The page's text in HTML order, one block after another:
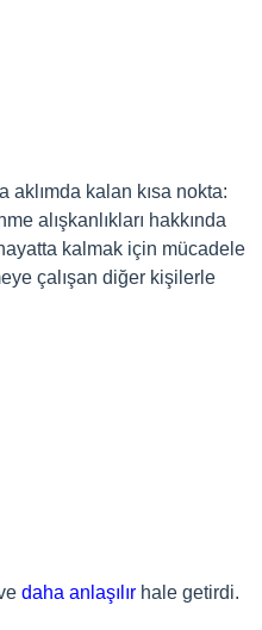
aklımda kalan kısa nokta:
alışkanlıkları hakkında
kalmak için mücadele
çalışan diğer kişilerle
daha anlaşılır hale getirdi.